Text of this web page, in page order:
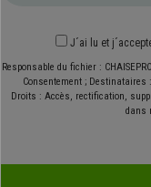
J´ai lu et
Responsable du fichier :
Consentement ;
Droits : Accès, rectification,
dans